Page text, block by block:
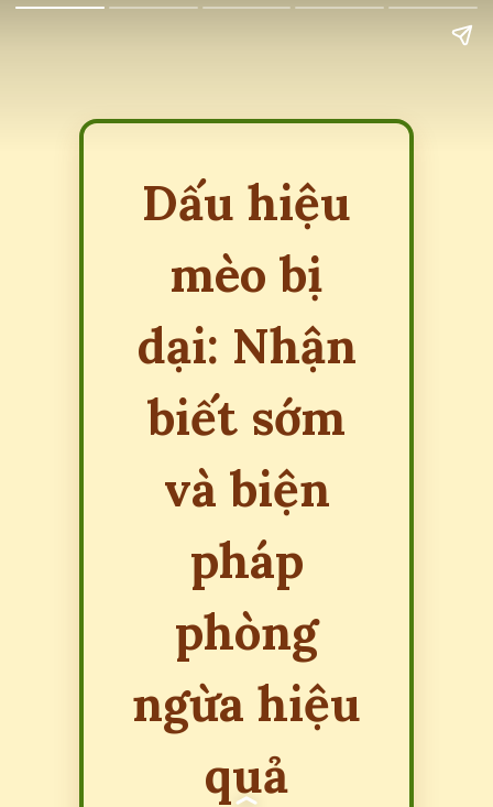
Dấu hiệu
mèo bị
dại: Nhận
biết sớm
và biện
pháp
phòng
ngừa hiệu
quả